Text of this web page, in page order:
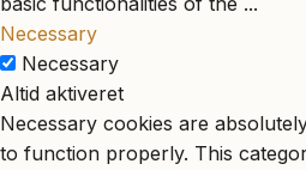
Necessary
Necessary
Altid aktiveret
Necessary cookies are
to function properly. This